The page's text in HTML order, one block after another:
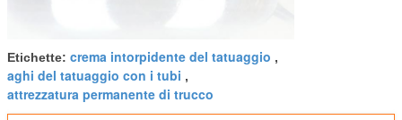
Etichette: crema intorpidente del tatuaggio ,
aghi del tatuaggio con i tubi ,
attrezzatura permanente di trucco